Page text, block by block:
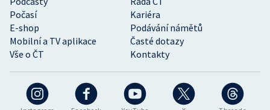
Počasí
Kariéra
E-shop
Podávání námětů
Mobilní a TV aplikace
Časté dotazy
Vše o ČT
Kontakty